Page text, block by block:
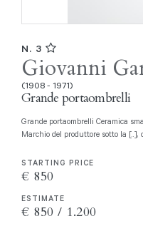
N. 3
Giovanni
(1908 - 1971)
Grande portaombrelli
Grande portaombrelli Ceramica smaltata bicolore. Prod. Richard Ginori, 1940 ca.
Marchio del produttore sotto la [..],
STARTING PRICE
€ 850
ESTIMATE
€ 850 / 1.200